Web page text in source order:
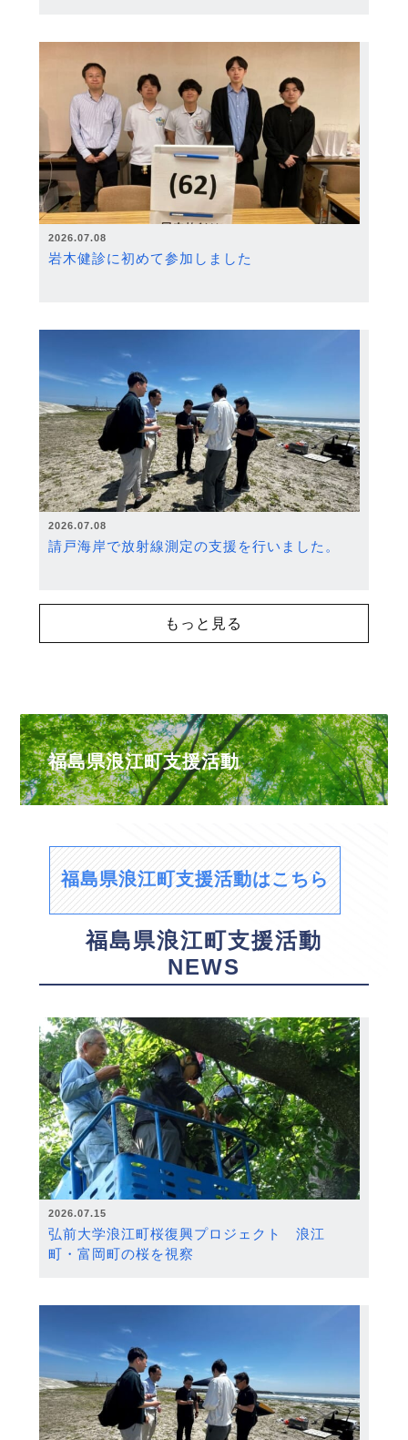
2026.07.08
岩木健診に初めて参加しました
2026.07.08
請戸海岸で放射線測定の支援を行いました。
もっと見る
福島県浪江町支援活動
福島県浪江町支援活動はこちら
福島県浪江町支援活動
NEWS
2026.07.15
弘前大学浪江町桜復興プロジェクト 浪江
町・富岡町の桜を視察